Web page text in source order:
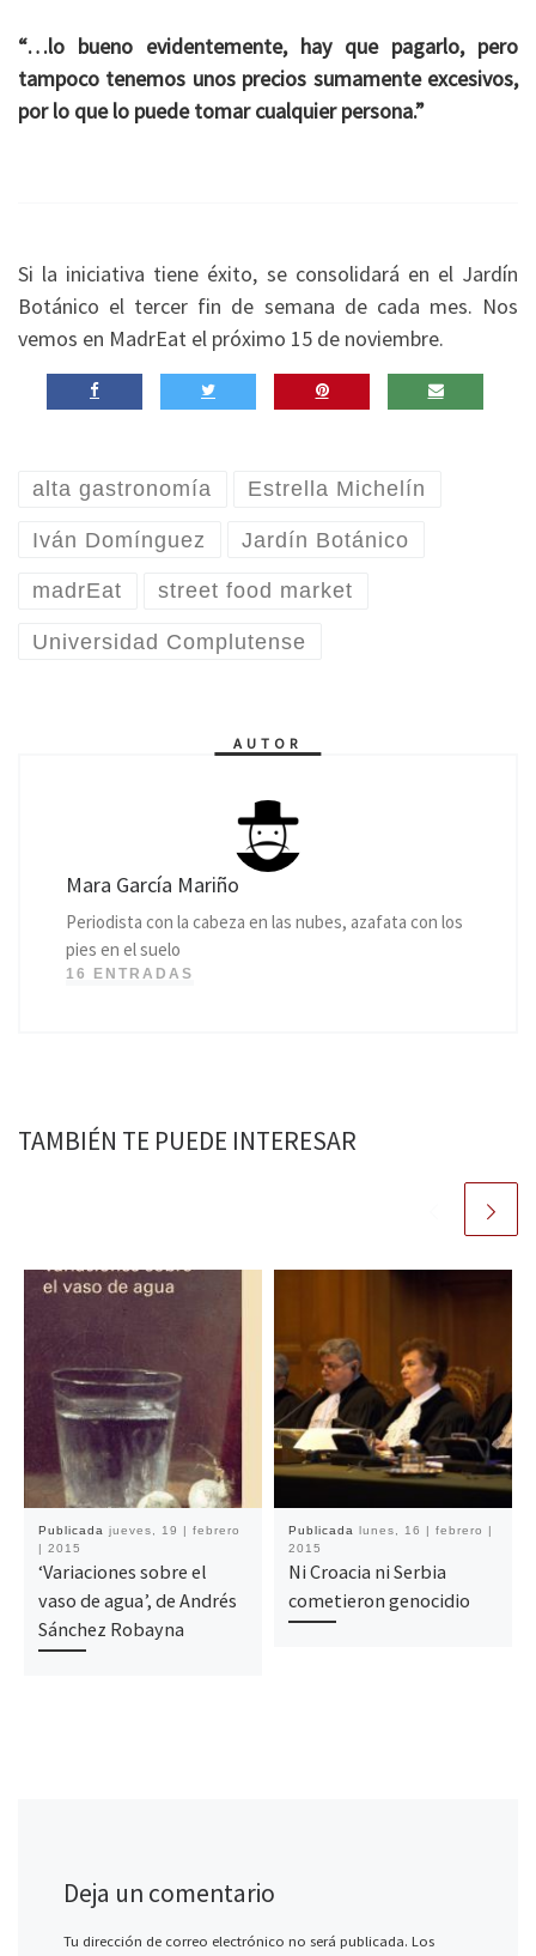
“…lo bueno evidentemente, hay que pagarlo, pero
tampoco tenemos unos precios sumamente excesivos,
por lo que lo puede tomar cualquier persona.”
Si la iniciativa tiene éxito, se consolidará en el Jardín
Botánico el tercer fin de semana de cada mes. Nos
vemos en MadrEat el próximo 15 de noviembre.
alta gastronomía Estrella Michelín
Iván Domínguez Jardín Botánico
madrEat street food market
Universidad Complutense
AUTOR
Mara García Mariño
Periodista con la cabeza en las nubes, azafata con los
pies en el suelo
16 ENTRADAS
TAMBIÉN TE PUEDE INTERESAR
Publicada jueves, 19 | febrero
| 2015
‘Variaciones sobre el
vaso de agua’, de Andrés
Sánchez Robayna
Publicada
lunes, 16 | febrero |
2015
Ni Croacia ni Serbia
cometieron genocidio
Deja un comentario
Tu dirección de correo electrónico no será publicada. Los